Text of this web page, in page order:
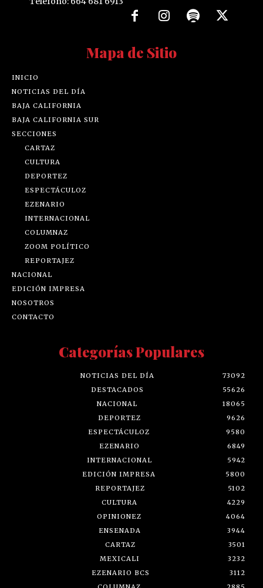
Mapa de Sitio
INICIO
NOTICIAS DEL DÍA
BAJA CALIFORNIA
BAJA CALIFORNIA SUR
SECCIONES
CARTAZ
CULTURA
DEPORTEZ
ESPECTÁCULOZ
EZENARIO
INTERNACIONAL
COLUMNAZ
ZOOM POLÍTICO
REPORTAJEZ
NACIONAL
EDICIÓN IMPRESA
NOSOTROS
CONTACTO
Categorías Populares
NOTICIAS DEL DÍA
73092
DESTACADOS
55626
NACIONAL
18065
DEPORTEZ
9626
ESPECTÁCULOZ
9580
EZENARIO
6849
INTERNACIONAL
5942
EDICIÓN IMPRESA
5800
REPORTAJEZ
5102
CULTURA
4229
OPINIONEZ
4064
ENSENADA
3944
CARTAZ
3501
MEXICALI
3232
EZENARIO BCS
3112